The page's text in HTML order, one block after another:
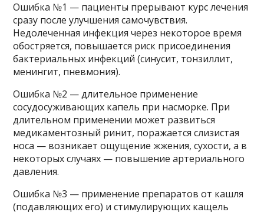
Ошибка №1 — пациенты прерывают курс лечения
сразу после улучшения самочувствия.
Недолеченная инфекция через некоторое время
обостряется, повышается риск присоединения
бактериальных инфекций (синусит, тонзиллит,
менингит, пневмония).
Ошибка №2 — длительное применение
сосудосуживающих капель при насморке. При
длительном применении может развиться
медикаментозный ринит, поражается слизистая
носа — возникает ощущение жжения, сухости, а в
некоторых случаях — повышение артериального
давления.
Ошибка №3 — применение препаратов от кашля
(подавляющих его) и стимулирующих кащель